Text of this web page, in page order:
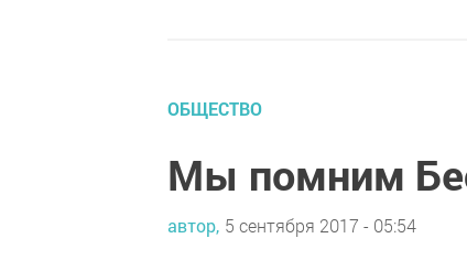
ОБЩЕСТВО
Мы помним
автор, 5 сентября 2017 - 05:54